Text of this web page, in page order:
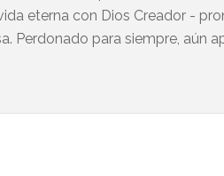
eterna con Dios Creador -
Perdonado para siempre, aún